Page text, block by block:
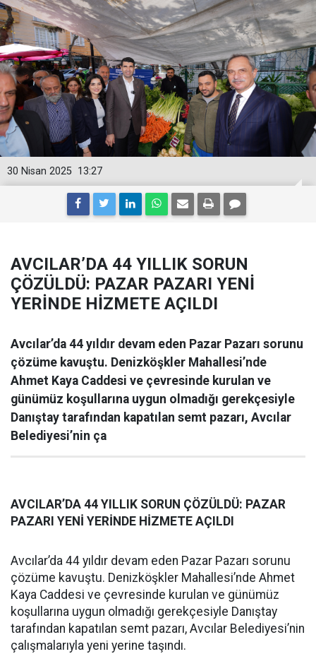
13:27
30 Nisan 2025
AVCILAR’DA 44 YILLIK SORUN
ÇÖZÜLDÜ: PAZAR PAZARI YENİ
YERİNDE HİZMETE AÇILDI
Avcılar’da 44 yıldır devam eden Pazar Pazarı sorunu
çözüme kavuştu. Denizköşkler Mahallesi’nde
Ahmet Kaya Caddesi ve çevresinde kurulan ve
günümüz koşullarına uygun olmadığı gerekçesiyle
Danıştay tarafından kapatılan semt pazarı, Avcılar
Belediyesi’nin ça
AVCILAR’DA 44 YILLIK SORUN ÇÖZÜLDÜ: PAZAR
PAZARI YENİ YERİNDE HİZMETE AÇILDI
Avcılar’da 44 yıldır devam eden Pazar Pazarı sorunu
çözüme kavuştu. Denizköşkler Mahallesi’nde Ahmet
Kaya Caddesi ve çevresinde kurulan ve günümüz
koşullarına uygun olmadığı gerekçesiyle Danıştay
tarafından kapatılan semt pazarı, Avcılar Belediyesi’nin
çalışmalarıyla yeni yerine taşındı.